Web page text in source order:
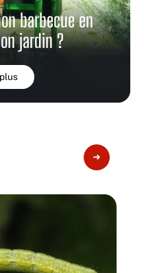
barbecue en
jardin ?